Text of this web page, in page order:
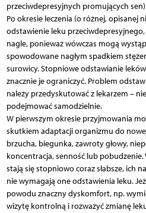
przeciwdepresyjnych promujących
Po okresie leczenia (o różnej, opisanej
odstawienie leku
nagle, ponieważ wówczas mogą
spowodowane nagłym spadkiem
surowicy. Stopniowe odstawianie
znacznie je ograniczyć. Problem
należy przedyskutować z lekarzem –
podejmować samodzielnie.
W pierwszym okresie przyjmowania
skutkiem adaptacji organizmu do
brzucha, biegunka, zawroty głowy,
koncentracja, senność lub
stają się stopniowo coraz słabsze, ich
nie wymagają one odstawienia leku.
powodu znaczny dyskomfort, np.
wizytę kontrolną i rozważyć zmianę